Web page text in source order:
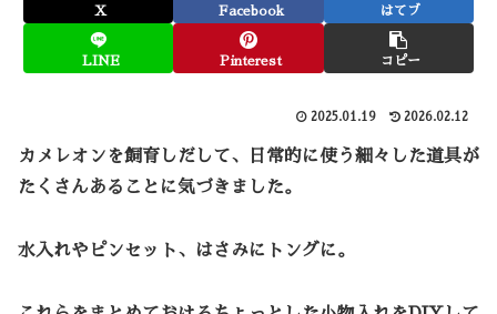
X Facebook はてブ
LINE Pinterest コピー
2025.01.19 2026.02.12
カメレオンを飼育しだして、日常的に使う細々した道具が
たくさんあることに気づきました。
水入れやピンセット、はさみにトングに。